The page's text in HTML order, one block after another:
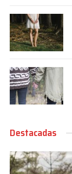
Destacadas